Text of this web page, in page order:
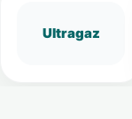
Ultragaz